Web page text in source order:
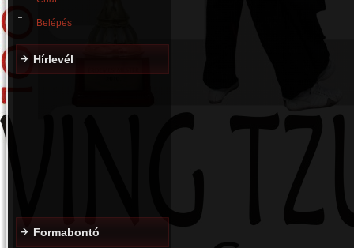
Belépés
Hírlevél
Formabontó